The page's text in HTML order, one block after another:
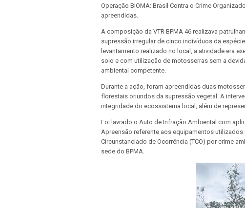
Operação BIOMA: Brasil Contra o Crime
apreendidas.
A composição da VTR BPMA 46 realizava
supressão irregular de cinco indivíduos da
levantamento realizado no local, a atividade era
solo e com utilização de motosserras sem a
ambiental competente.
Durante a ação, foram apreendidas duas
florestais oriundos da supressão vegetal. A
integridade do ecossistema local, além de
Foi lavrado o Auto de Infração Ambiental com
Apreensão referente aos equipamentos
Circunstanciado de Ocorrência (TCO) por crime
sede do BPMA.